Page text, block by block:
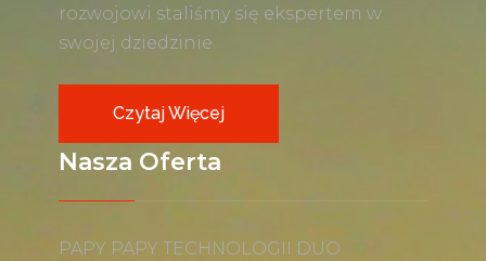
rozwojowi staliśmy się ekspertem w
swojej dziedzinie.
Czytaj Więcej
Nasza Oferta
PAPY PAPY TECHNOLOGII DUO